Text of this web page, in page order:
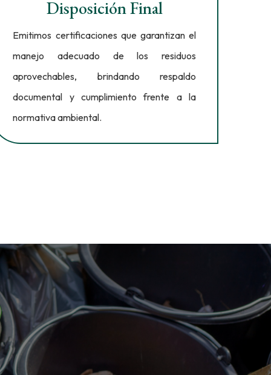
Disposición Final
Emitimos certificaciones que garantizan el
manejo adecuado de los residuos
aprovechables, brindando respaldo
documental y cumplimiento frente a la
normativa ambiental.